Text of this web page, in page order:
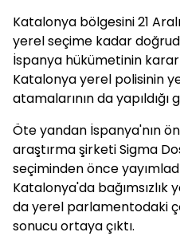
Katalonya bölgesini 21
yerel seçime kadar
İspanya hükümetinin
Katalonya yerel polisinin
atamalarının da yapıldığı
Öte yandan İspanya'nın
araştırma şirketi Sigma
seçiminden önce
Katalonya'da bağımsızlık
da yerel parlamentodaki
sonucu ortaya çıktı.